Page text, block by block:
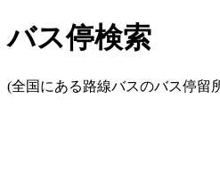
バス停検索
(全国にある路線バスのバス停留